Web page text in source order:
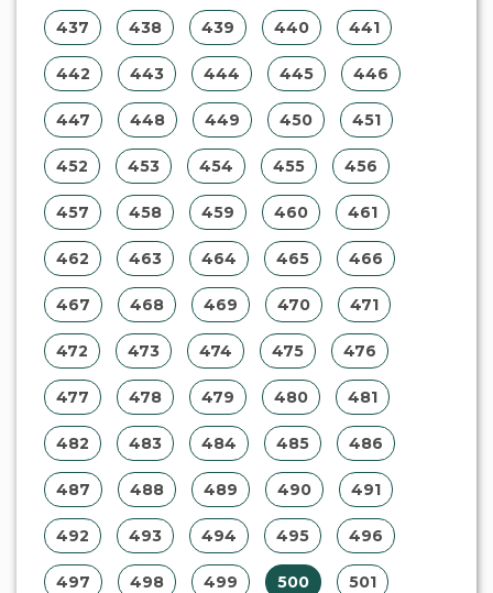
437 438 439 440 441
442 443 444 445 446
447 448 449 450 451
452 453 454 455 456
457 458 459 460 461
462 463 464 465 466
467 468 469 470 471
472 473 474 475 476
477 478 479 480 481
482 483 484 485 486
487 488 489 490 491
492 493 494 495 496
497 498 499 500 501